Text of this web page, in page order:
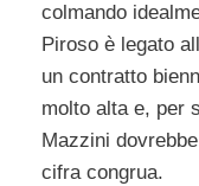
colmando
Piroso è legato
un contratto
molto alta e, per
Mazzini
cifra congrua.